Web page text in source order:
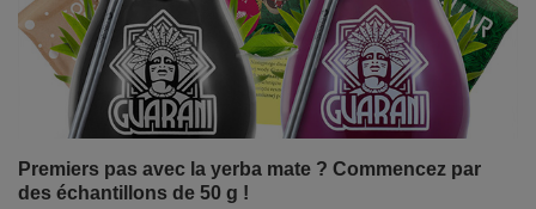
Premiers pas avec la yerba mate ? Commencez par
des échantillons de 50 g !
La yerba mate est une boisson qui peut presque
complètement captiver vos sens... mais seulement si
vous trouvez la bonne saveur. Et ce n'est pas le choix
qui manque ! Du thé maté paraguayen classique et